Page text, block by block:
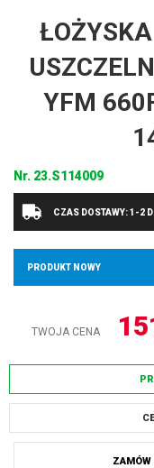
YFM
Nr. 23.S114009
CZAS DOSTAWY: 1-2
PRODUKT NOWY
TWOJA CENA
ZAMÓW